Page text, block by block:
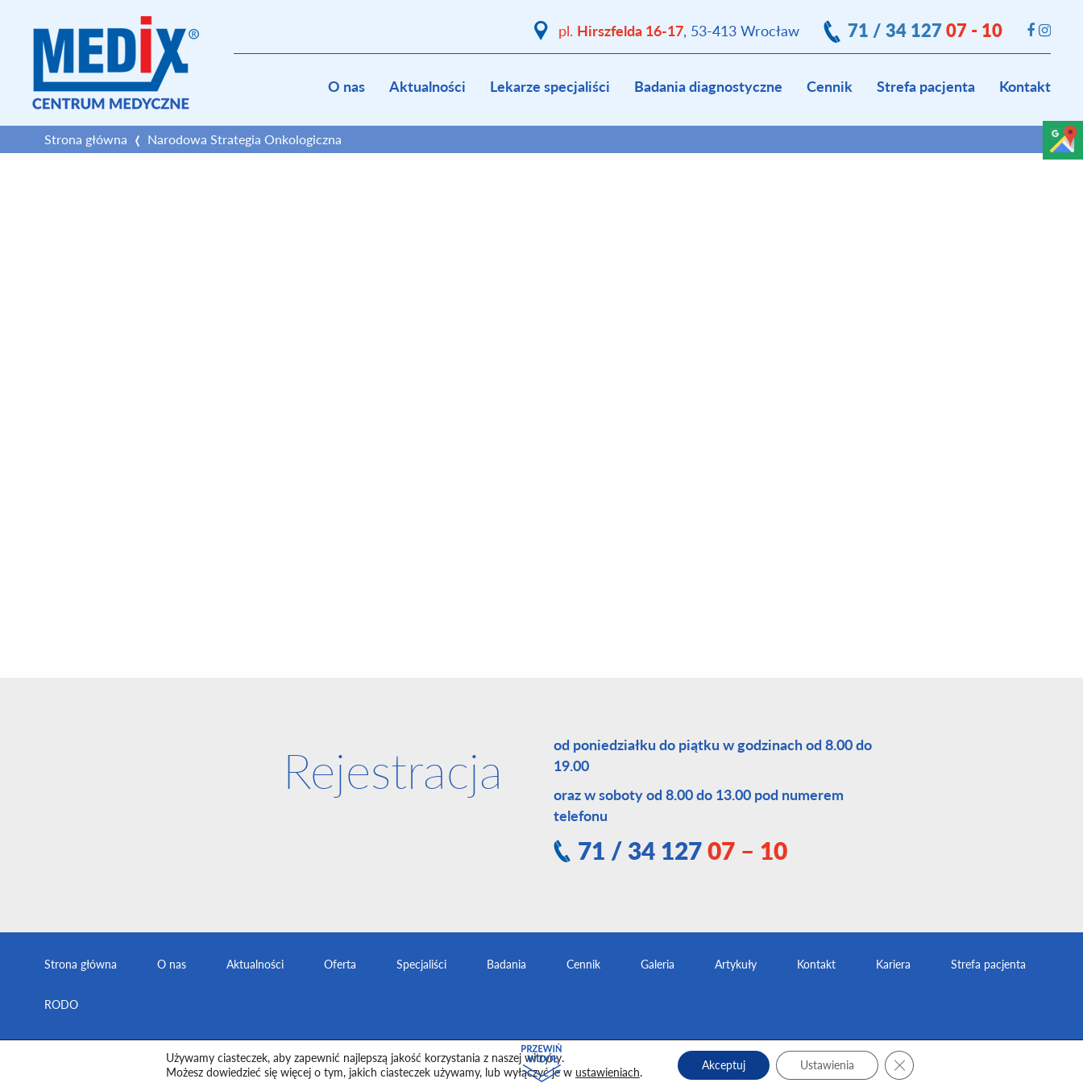
pl. Hirszfelda 16-17, 53-413 Wrocław 71 / 34 12707 - 10
O nas Aktualności Lekarze specjaliści Badania diagnostyczne Cennik Strefa pacjenta Kontakt
Strona główna Narodowa Strategia Onkologiczna
Rejestracja
od poniedziałku do piątku w godzinach od 8.00 do
19.00
oraz w soboty od 8.00 do 13.00 pod numerem
telefonu
71 / 34 12707 – 10
Strona główna O nas Aktualności Oferta Specjaliści Badania Cennik Galeria Artykuły Kontakt Kariera Strefa pacjenta
RODO
Wszelkie prawa zastrzeżone. Medix © 2026 Polityka prywatności Projekt i realizacjaCS Group Polska
Używamy ciasteczek, aby zapewnić najlepszą jakość korzystania z naszej witryny.
Możesz dowiedzieć się więcej o tym, jakich ciasteczek używamy, lub wyłączyć je w ustawieniach. Akceptuj Ustawienia Zamknij panel powiadomień o